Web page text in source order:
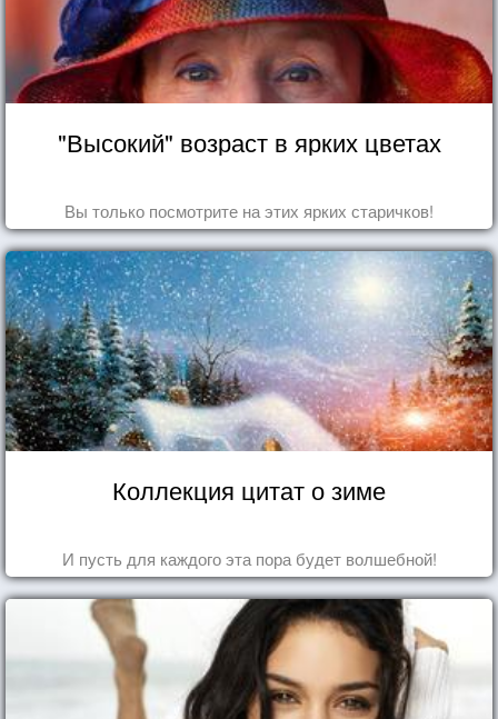
"Высокий" возраст в ярких цветах
Вы только посмотрите на этих ярких старичков!
Коллекция цитат о зиме
И пусть для каждого эта пора будет волшебной!